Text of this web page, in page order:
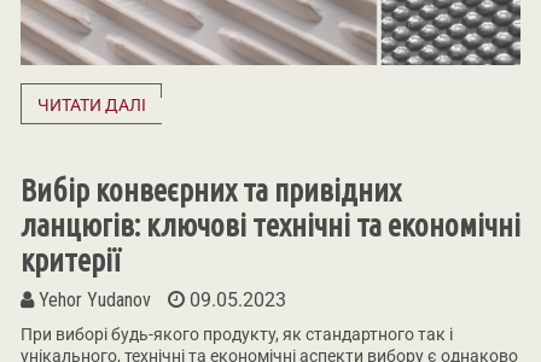
ЧИТАТИ ДАЛІ
Вибір конвеєрних та привідних
ланцюгів: ключові технічні та економічні
критерії
Yehor Yudanov 09.05.2023
При виборі будь-якого продукту, як стандартного так і
унікального, технічні та економічні аспекти вибору є однаково